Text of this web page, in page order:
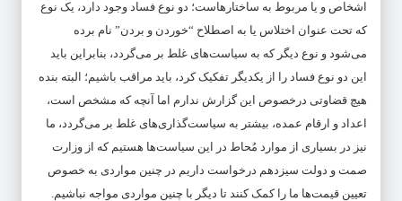
اشخاص و یا مربوط به ساختارهاست؛ دو نوع فساد وجود دارد، یک نوع
که تحت عنوان اختلاس یا به اصطلاح “خوردن و بردن” نام برده
می‌شود و نوع دیگر که به سیاست‌های غلط بر‌ می‌گردد، بنابراین باید
این دو نوع فساد را از یکدیگر تفکیک‌ کرد، باید مراقب باشیم؛ البته بنده
هیچ قضاوتی درخصوص این گزارش ندارم اما آنچه که مشخص است،
اعداد و ارقام عمده، بیشتر به سیاست‌گذاری‌های غلط بر می‌گردد، ما
نیز در بسیاری از موارد مُحاط در این سیاست‌ها هستیم که از وزارت
صمت و دولت سیزدهم درخواست داریم در چنین مواردی به‌ خصوص
تعیین قیمت‌ها ما را کمک کنند تا دیگر با چنین مواردی مواجه نباشیم.